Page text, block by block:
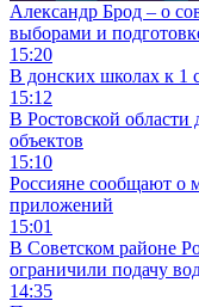
Александр Брод – о
выборами и
15:20
В донских школах к 1
15:12
В Ростовской
объектов
15:10
Россияне сообщают о
приложений
15:01
В Советском районе
ограничили подачу
14:35